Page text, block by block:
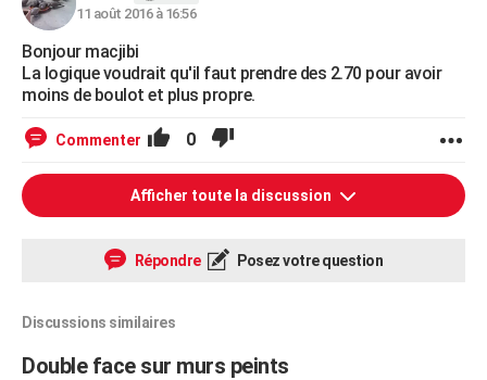
FORUM
Bricolage
Lifestyle
Culture
SportAuto
Television
Voyage
Cinema
11 août 2016 à 16:56
Bonjour macjibi
La logique voudrait qu'il faut prendre des 2.70 pour avoir
moins de boulot et plus propre.
Commenter 0
Afficher toute la discussion
Répondre Posez votre question
Discussions similaires
Double face sur murs peints